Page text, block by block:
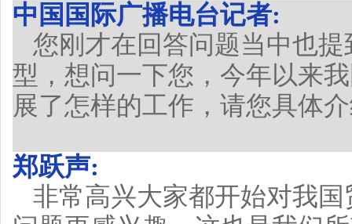
中国国际广播电台记者:
您刚才在回答问题当中也
型，想问一下您，今年以来
展了怎样的工作，请您具体
郑跃声:
非常高兴大家都开始对我